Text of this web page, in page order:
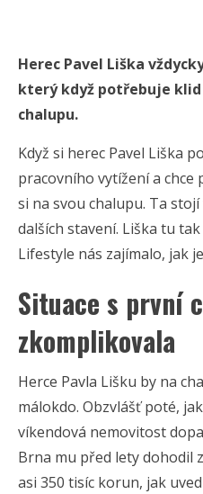
Herec Pavel Liška
který když potřebuje
chalupu.
Když si herec Pavel Liška
pracovního vytížení a chce
si na svou chalupu. Ta
dalších stavení. Liška tu
Lifestyle nás zajímalo, jak
Situace s první
zkomplikovala
Herce Pavla Lišku by na
málokdo. Obzvlášť poté,
víkendová nemovitost
Brna mu před lety dohodil
asi 350 tisíc korun, jak